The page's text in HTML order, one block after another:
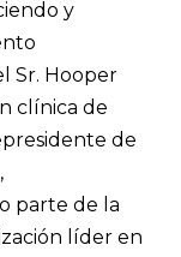
y
Sr. Hooper
clínica de
de
parte de la
líder en